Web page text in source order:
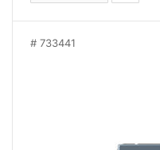
733441